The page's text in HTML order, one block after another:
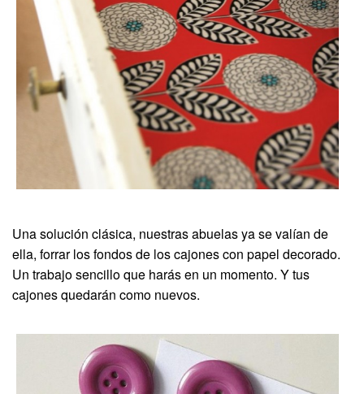
Una solución clásica, nuestras abuelas ya se valían de
ella, forrar los fondos de los cajones con papel decorado.
Un trabajo sencillo que harás en un momento. Y tus
cajones quedarán como nuevos.